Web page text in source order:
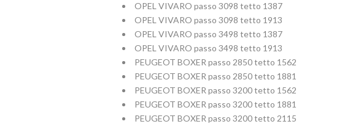
OPEL VIVARO passo 3098 tetto 1387
OPEL VIVARO passo 3098 tetto 1913
OPEL VIVARO passo 3498 tetto 1387
OPEL VIVARO passo 3498 tetto 1913
PEUGEOT BOXER passo 2850 tetto 1562
PEUGEOT BOXER passo 2850 tetto 1881
PEUGEOT BOXER passo 3200 tetto 1562
PEUGEOT BOXER passo 3200 tetto 1881
PEUGEOT BOXER passo 3200 tetto 2115